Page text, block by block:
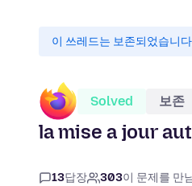
이 쓰레드는 보존되었습니
Solved 보존
la mise a jour
13답장 303이 문제를 만